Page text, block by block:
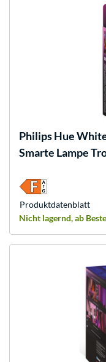
Philips Hue
Smarte Lampe
Nicht lagernd, ab
Produkt­datenblatt